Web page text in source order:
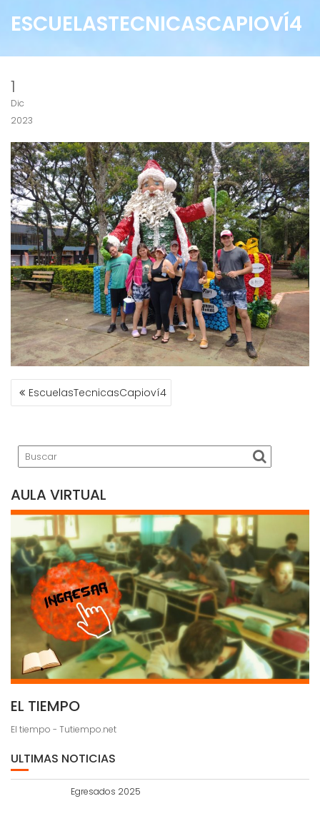
ESCUELASTECNICASCAPIOVÍ4
1
Dic
2023
NAVEGACIÓN
DEEscuelasTecnicasCapioví4
AULA VIRTUAL
EL TIEMPO
El tiempo - Tutiempo.net
ULTIMAS NOTICIAS
Egresados 2025